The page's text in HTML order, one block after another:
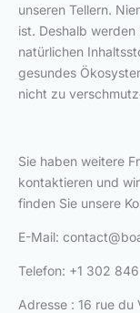
unseren Tellern.
ist. Deshalb
natürlichen
gesundes
nicht zu
Sie haben weitere
kontaktieren und
finden Sie unsere
E-Mail:
Telefon: +1 302
Adresse : 16 rue